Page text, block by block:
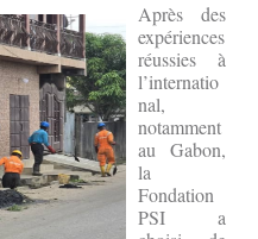
Après des
expériences
réussies à
l’internatio
nal,
notamment
au Gabon,
la
Fondation
PSI a